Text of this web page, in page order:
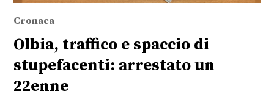
Cronaca
Olbia, traffico e spaccio di
stupefacenti: arrestato un
22enne